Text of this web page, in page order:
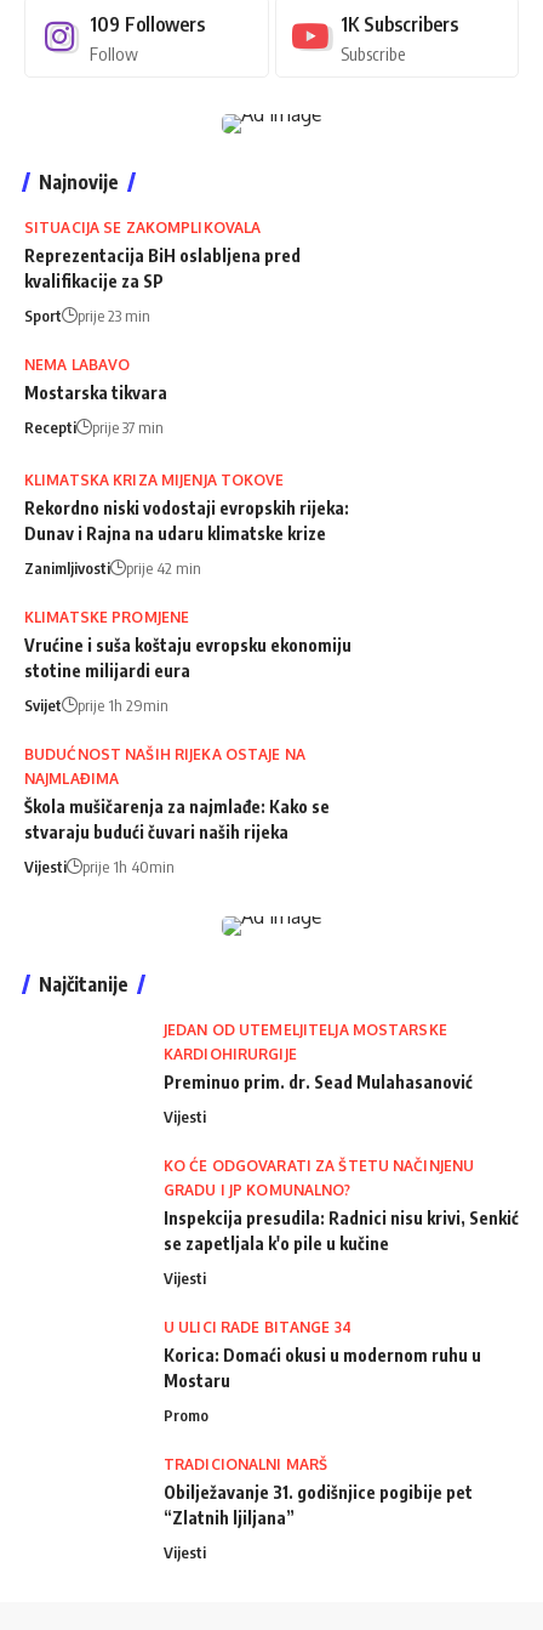
109 Followers
Follow
1K Subscribers
Subscribe
Najnovije
SITUACIJA SE ZAKOMPLIKOVALA
Reprezentacija BiH oslabljena pred
kvalifikacije za SP
Sport prije 23 min
NEMA LABAVO
Mostarska tikvara
Recepti prije 37 min
KLIMATSKA KRIZA MIJENJA TOKOVE
Rekordno niski vodostaji evropskih rijeka:
Dunav i Rajna na udaru klimatske krize
Zanimljivosti prije 42 min
KLIMATSKE PROMJENE
Vrućine i suša koštaju evropsku ekonomiju
stotine milijardi eura
Svijet prije 1h 29min
BUDUĆNOST NAŠIH RIJEKA OSTAJE NA
NAJMLAĐIMA
Škola mušičarenja za najmlađe: Kako se
stvaraju budući čuvari naših rijeka
Vijesti prije 1h 40min
Najčitanije
JEDAN OD UTEMELJITELJA MOSTARSKE
KARDIOHIRURGIJE
Preminuo prim. dr. Sead Mulahasanović
Vijesti
KO ĆE ODGOVARATI ZA ŠTETU NAČINJENU
GRADU I JP KOMUNALNO?
Inspekcija presudila: Radnici nisu krivi, Senkić
se zapetljala k'o pile u kučine
Vijesti
U ULICI RADE BITANGE 34
Korica: Domaći okusi u modernom ruhu u
Mostaru
Promo
TRADICIONALNI MARŠ
Obilježavanje 31. godišnjice pogibije pet
“Zlatnih ljiljana”
Vijesti